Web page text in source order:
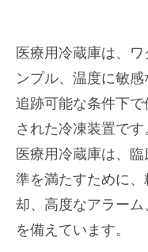
医療用冷蔵庫は、
ンプル、温度に敏感
追跡可能な条件下
された冷凍装置です
医療用冷蔵庫は、
準を満たすために
却、高度なアラー
を備えています。